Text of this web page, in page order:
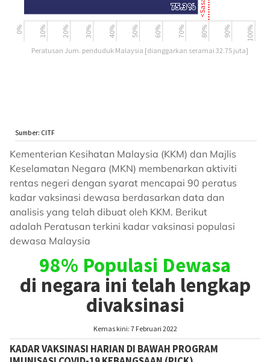
Kementerian Kesihatan Malaysia (KKM) dan Majlis
Keselamatan Negara (MKN) membenarkan aktiviti
rentas negeri dengan syarat mencapai 90 peratus
kadar vaksinasi dewasa berdasarkan data dan
analisis yang telah dibuat oleh KKM. Berikut
adalah Peratusan terkini kadar vaksinasi populasi
dewasa Malaysia